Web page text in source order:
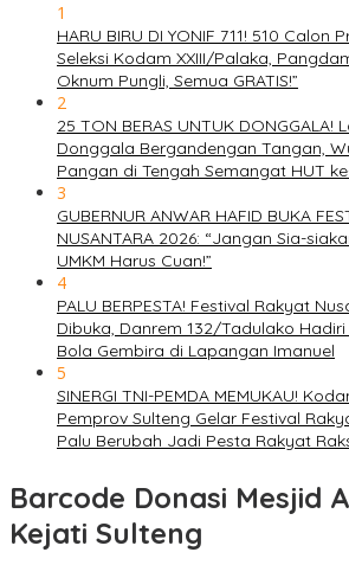
1
HARU BIRU DI YONIF 711! 510 Calon
Seleksi Kodam XXIII/Palaka,
Oknum Pungli, Semua GRATIS!”
2
25 TON BERAS UNTUK DONGGALA!
Donggala Bergandengan Tangan,
Pangan di Tengah Semangat HUT
3
GUBERNUR ANWAR HAFID BUKA
NUSANTARA 2026: “Jangan Sia-
UMKM Harus Cuan!”
4
PALU BERPESTA! Festival Rakyat
Dibuka, Danrem 132/Tadulako
Bola Gembira di Lapangan Imanuel
5
SINERGI TNI-PEMDA MEMUKAU!
Pemprov Sulteng Gelar Festival
Palu Berubah Jadi Pesta Rakyat
Barcode Donasi Mesjid
Kejati Sulteng